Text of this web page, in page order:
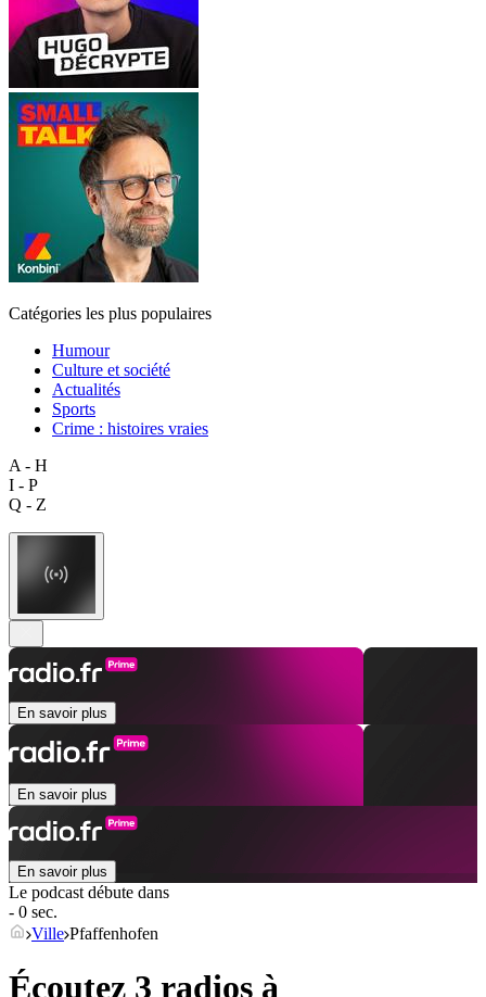
Catégories les plus populaires
Humour
Culture et société
Actualités
Sports
Crime : histoires vraies
A - H
I - P
Q - Z
En savoir plus
En savoir plus
En savoir plus
Le podcast débute dans
- 0 sec.
Ville Pfaffenhofen
Écoutez 3 radios à